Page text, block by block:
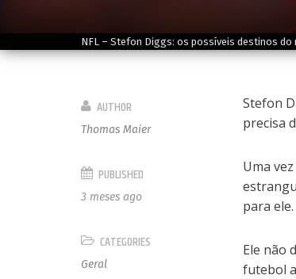
NFL – Stefon Diggs: os possíveis destinos
Stefon
precisa
Uma
para ele.
Ele não
futebol
AUTHOR
Thomas Maier
PUBLISHED
3 meses ago
CATEGORIES
Geral